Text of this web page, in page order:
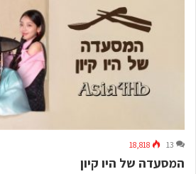
13
18,818
המסעדה של היו קיון